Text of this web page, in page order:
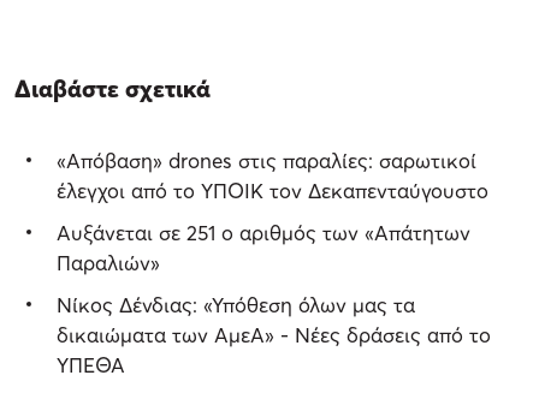
Διαβάστε σχετικά
«Απόβαση» drones στις παραλίες: σαρωτικοί
έλεγχοι από το ΥΠΟΙΚ τον Δεκαπενταύγουστο
Αυξάνεται σε 251 ο αριθμός των «Απάτητων
Παραλιών»
Νίκος Δένδιας: «Υπόθεση όλων μας τα
δικαιώματα των ΑμεΑ» - Νέες δράσεις από το
ΥΠΕΘΑ